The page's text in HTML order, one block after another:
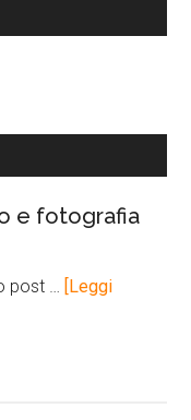
e fotografia
post …
[Leggi